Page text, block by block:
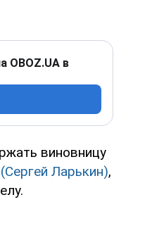
OBOZ.UA в
виновницу
Ларькин),